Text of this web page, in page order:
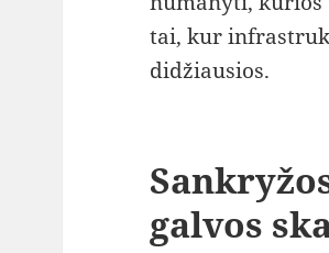
tai, kur
didžiausios.
galvos